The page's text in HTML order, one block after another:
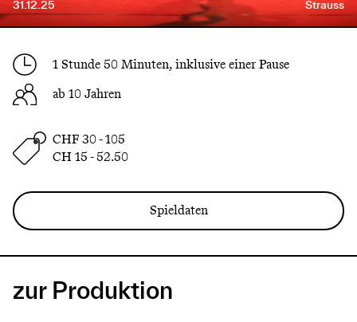
31.12.25
Strauss
1 Stunde 50 Minuten, inklusive einer Pause
ab 10 Jahren
CHF 30 - 105
CH 15 - 52.50
Spieldaten
zur Produktion